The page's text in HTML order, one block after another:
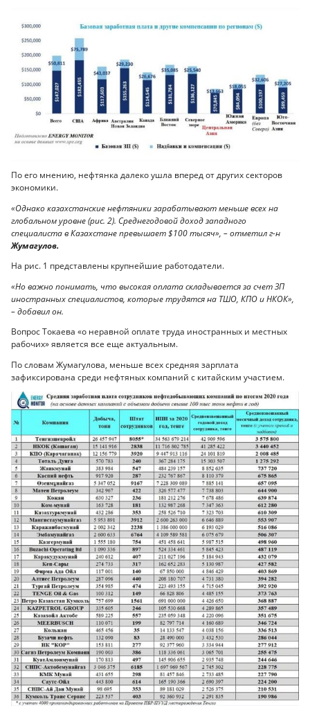
По его мнению, нефтянка далеко ушла вперед от других секторов
экономики.
«Однако казахстанские нефтяники зарабатывают меньше всех на
глобальном уровне (рис. 2). Среднегодовой доход западного
специалиста в Казахстане превышает $100 тысяч», – отметил г-н
Жумагулов.
На рис. 1 представлены крупнейшие работодатели.
«Но важно понимать, что высокая оплата складывается за счет ЗП
иностранных специалистов, которые трудятся на ТШО, КПО и НКОК»,
– добавил он.
Вопрос Токаева «о неравной оплате труда иностранных и местных
рабочих» является все еще актуальным.
По словам Жумагулова, меньше всех средняя зарплата
зафиксирована среди нефтяных компаний с китайским участием.